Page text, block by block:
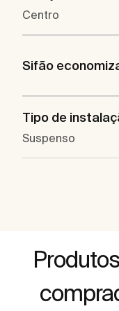
Centro
Sifão
Tipo de
Suspenso